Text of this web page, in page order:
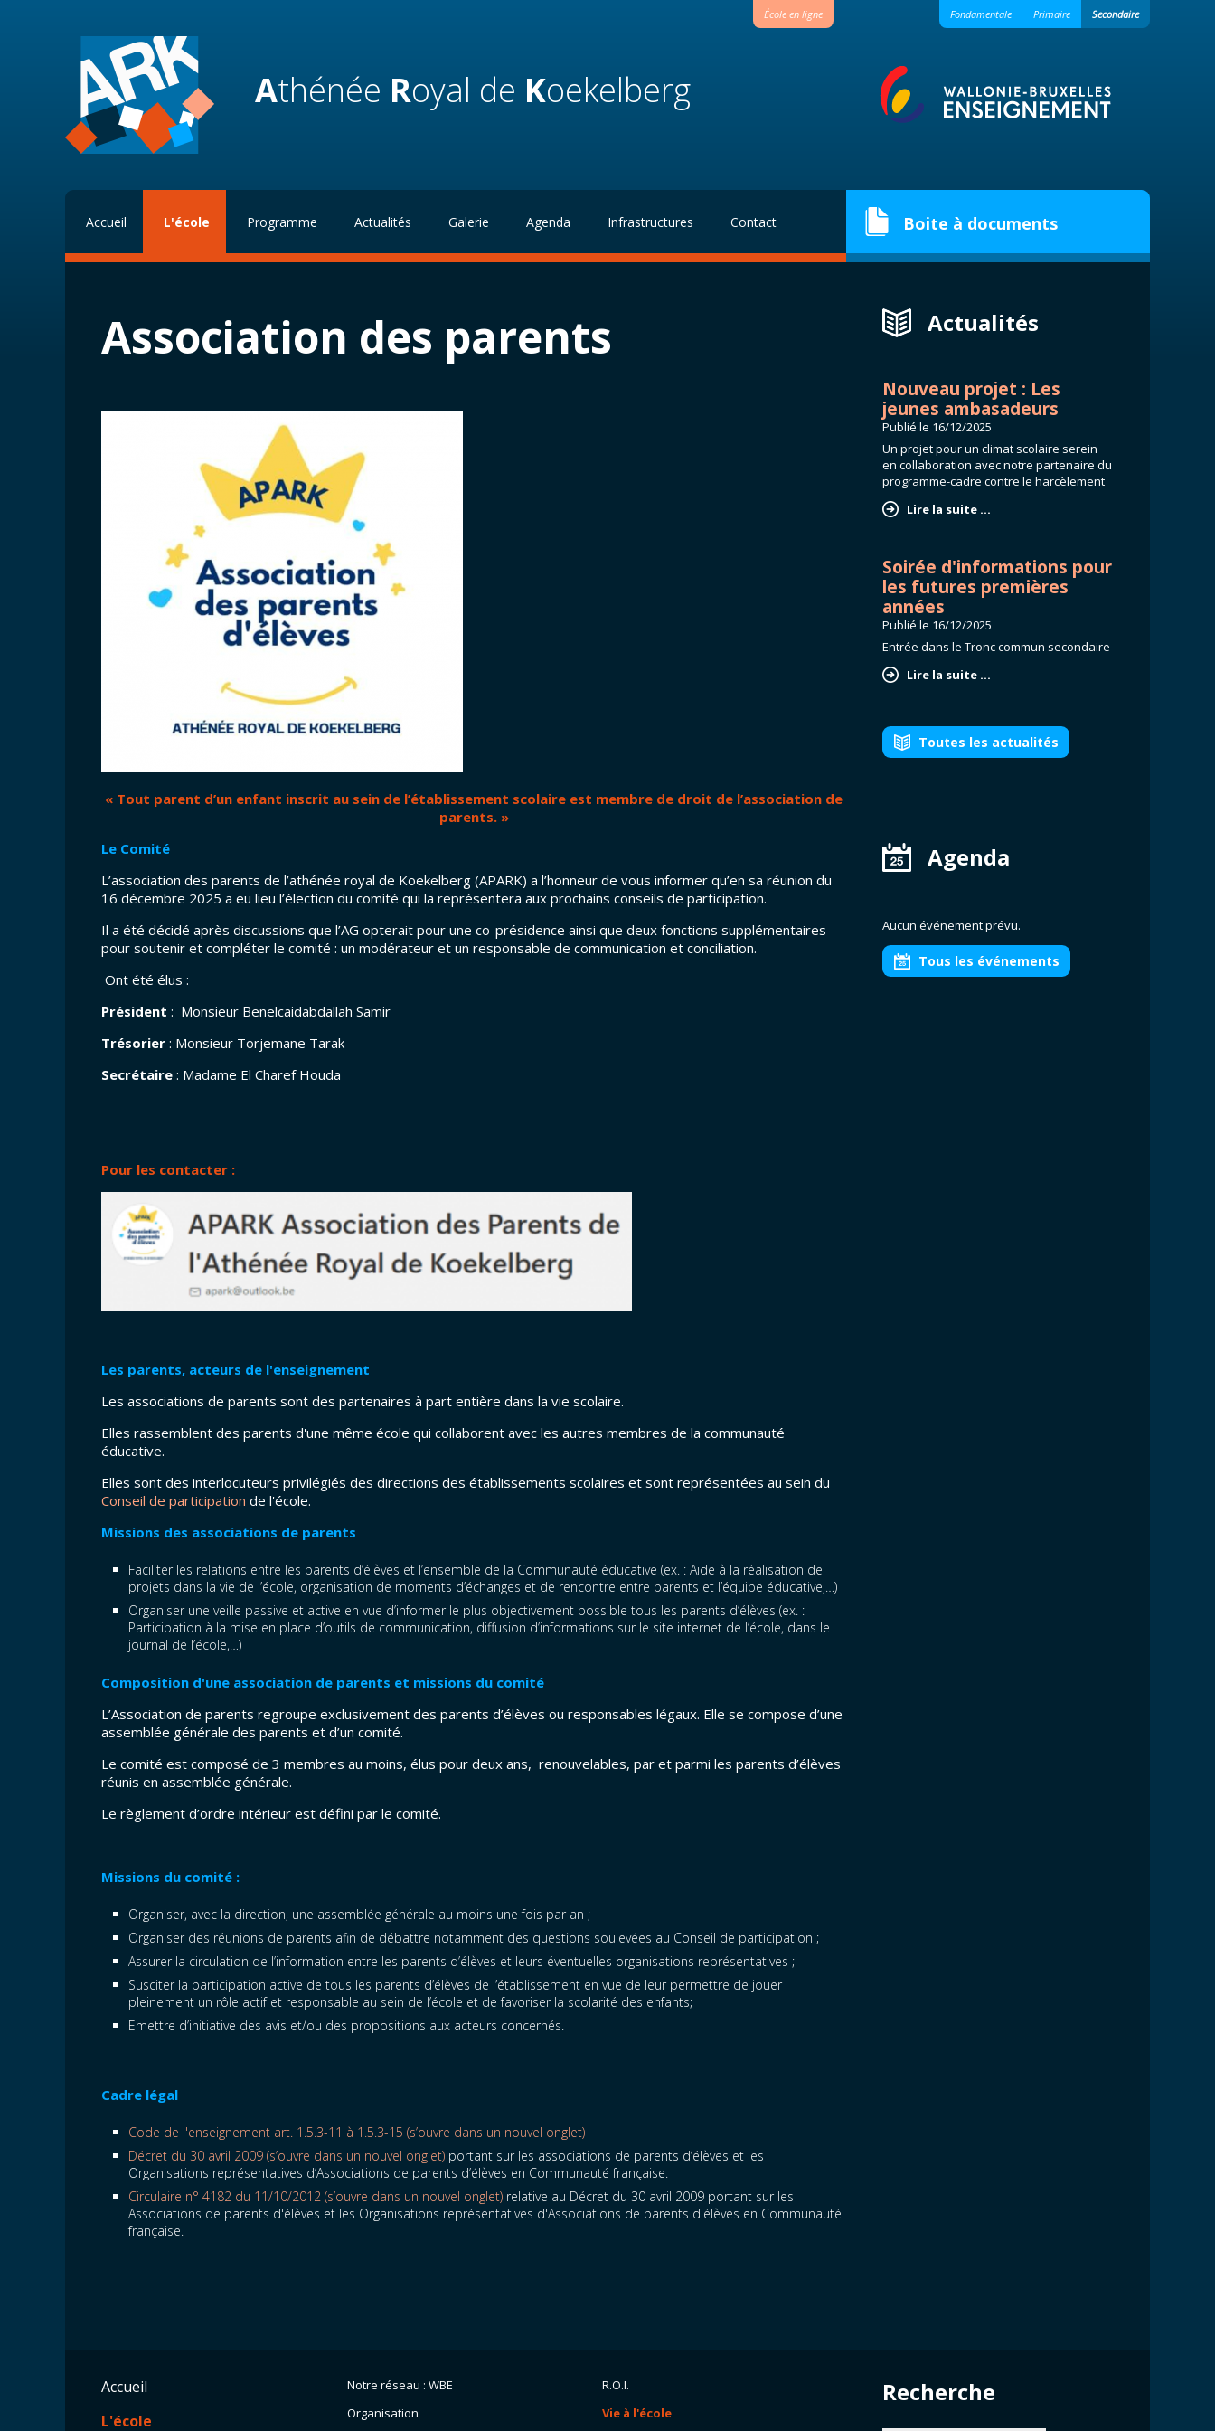
École en ligne Fondamentale Primaire Secondaire
Athénée Royal de Koekelberg
Accueil L'école Programme Actualités Galerie Agenda Infrastructures Contact Boite à documents
Association des parents
« Tout parent d’un enfant inscrit au sein de l’établissement scolaire est membre de droit de l’association de
parents. »
Le Comité
L’association des parents de l’athénée royal de Koekelberg (APARK) a l’honneur de vous informer qu’en sa réunion du
16 décembre 2025 a eu lieu l’élection du comité qui la représentera aux prochains conseils de participation.
Il a été décidé après discussions que l’AG opterait pour une co-présidence ainsi que deux fonctions supplémentaires
pour soutenir et compléter le comité : un modérateur et un responsable de communication et conciliation.
Ont été élus :
Président : Monsieur Benelcaidabdallah Samir
Trésorier : Monsieur Torjemane Tarak
Secrétaire : Madame El Charef Houda
Pour les contacter :
Les parents, acteurs de l'enseignement
Les associations de parents sont des partenaires à part entière dans la vie scolaire.
Elles rassemblent des parents d'une même école qui collaborent avec les autres membres de la communauté
éducative.
Elles sont des interlocuteurs privilégiés des directions des établissements scolaires et sont représentées au sein du
Conseil de participation de l'école.
Missions des associations de parents
Faciliter les relations entre les parents d’élèves et l’ensemble de la Communauté éducative (ex. : Aide à la réalisation de
projets dans la vie de l’école, organisation de moments d’échanges et de rencontre entre parents et l’équipe éducative,…)
Organiser une veille passive et active en vue d’informer le plus objectivement possible tous les parents d’élèves (ex. :
Participation à la mise en place d’outils de communication, diffusion d’informations sur le site internet de l’école, dans le
journal de l’école,…)
Composition d'une association de parents et missions du comité
L’Association de parents regroupe exclusivement des parents d’élèves ou responsables légaux. Elle se compose d’une
assemblée générale des parents et d’un comité.
Le comité est composé de 3 membres au moins, élus pour deux ans, renouvelables, par et parmi les parents d’élèves
réunis en assemblée générale.
Le règlement d’ordre intérieur est défini par le comité.
Missions du comité :
Organiser, avec la direction, une assemblée générale au moins une fois par an ;
Organiser des réunions de parents afin de débattre notamment des questions soulevées au Conseil de participation ;
Assurer la circulation de l’information entre les parents d’élèves et leurs éventuelles organisations représentatives ;
Susciter la participation active de tous les parents d’élèves de l’établissement en vue de leur permettre de jouer
pleinement un rôle actif et responsable au sein de l’école et de favoriser la scolarité des enfants;
Emettre d’initiative des avis et/ou des propositions aux acteurs concernés.
Cadre légal
Code de l'enseignement art. 1.5.3-11 à 1.5.3-15 (s’ouvre dans un nouvel onglet)
Décret du 30 avril 2009 (s’ouvre dans un nouvel onglet) portant sur les associations de parents d’élèves et les
Organisations représentatives d’Associations de parents d’élèves en Communauté française.
Circulaire n° 4182 du 11/10/2012 (s’ouvre dans un nouvel onglet) relative au Décret du 30 avril 2009 portant sur les
Associations de parents d'élèves et les Organisations représentatives d'Associations de parents d'élèves en Communauté
française.
Actualités
Nouveau projet : Les
jeunes ambasadeurs
Publié le 16/12/2025
Un projet pour un climat scolaire serein
en collaboration avec notre partenaire du
programme-cadre contre le harcèlement
Lire la suite ...
Soirée d'informations pour
les futures premières
années
Publié le 16/12/2025
Entrée dans le Tronc commun secondaire
Lire la suite ...
Toutes les actualités
Agenda
Aucun événement prévu.
Tous les événements
Accueil
L'école
Notre réseau : WBE
Organisation
R.O.I.
Vie à l'école
Recherche